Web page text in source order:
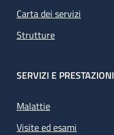
Carta dei servizi
Strutture
SERVIZI E PRESTAZIONI
Malattie
Visite ed esami